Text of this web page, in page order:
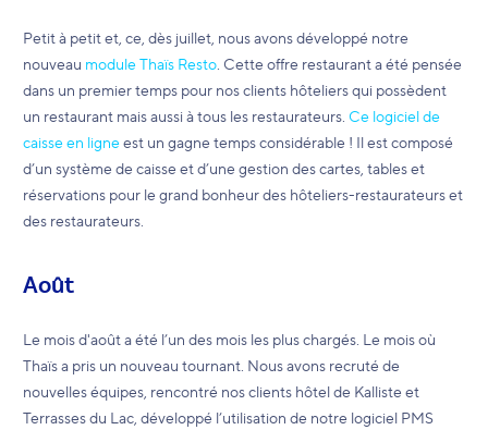
Petit à petit et, ce, dès juillet, nous avons développé notre
nouveau module Thaïs Resto . Cette offre restaurant a été pensée
dans un premier temps pour nos clients hôteliers qui possèdent
un restaurant mais aussi à tous les restaurateurs. Ce logiciel de
caisse en ligneest un gagne temps considérable ! Il est composé
d’un système de caisse et d’une gestion des cartes, tables et
réservations pour le grand bonheur des hôteliers-restaurateurs et
des restaurateurs.
Août
Le mois d'août a été l’un des mois les plus chargés. Le mois où
Thaïs a pris un nouveau tournant. Nous avons recruté de
nouvelles équipes, rencontré nos clients hôtel de Kalliste et
Terrasses du Lac, développé l’utilisation de notre logiciel PMS